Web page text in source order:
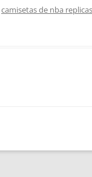
camisetas de nba